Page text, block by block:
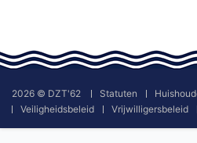
2026 © DZT'62 Statuten
Veiligheidsbeleid
Vrijwilligersbeleid